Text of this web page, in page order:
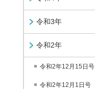
令和3年
令和2年
令和2年12月15日号
令和2年12月1日号